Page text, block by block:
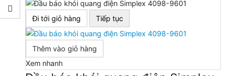
Đi tới giỏ hàng Tiếp tục
Thêm vào giỏ hàng
Xem nhanh